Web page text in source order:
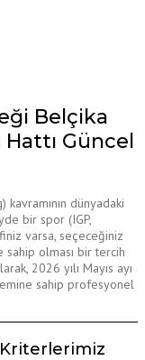
Belçika
Güncel
dünyadaki
bir spor (IGP,
varsa, seçeceğiniz
sahip olması bir tercih
2026 yılı Mayıs ayı
sahip profesyonel